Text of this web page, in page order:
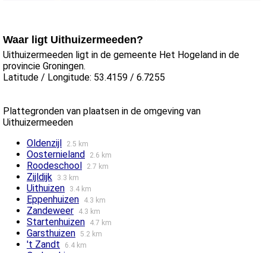
Waar ligt Uithuizermeeden?
Uithuizermeeden ligt in de gemeente Het Hogeland in de
provincie Groningen.
Latitude / Longitude: 53.4159 / 6.7255
Plattegronden van plaatsen in de omgeving van
Uithuizermeeden
Oldenzijl
2.5 km
Oosternieland 2.6 km
Roodeschool 2.7 km
Zijldijk 3.3 km
Uithuizen 3.4 km
Eppenhuizen 4.3 km
Zandeweer 4.3 km
Startenhuizen 4.7 km
Garsthuizen 5.2 km
't Zandt 6.4 km